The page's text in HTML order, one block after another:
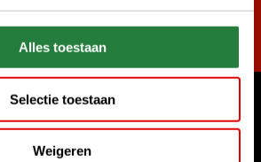
Alles toestaan
Selectie toestaan
Weigeren
Abonnieren
Ihnen helfen?